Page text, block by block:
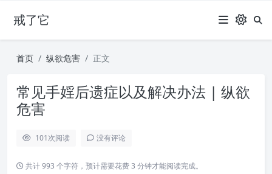
戒了它
首页 纵欲危害 正文
常见手婬后遗症以及解决办法 | 纵欲
危害
101次阅读 没有评论
共计 993 个字符，预计需要花费 3 分钟才能阅读完成。